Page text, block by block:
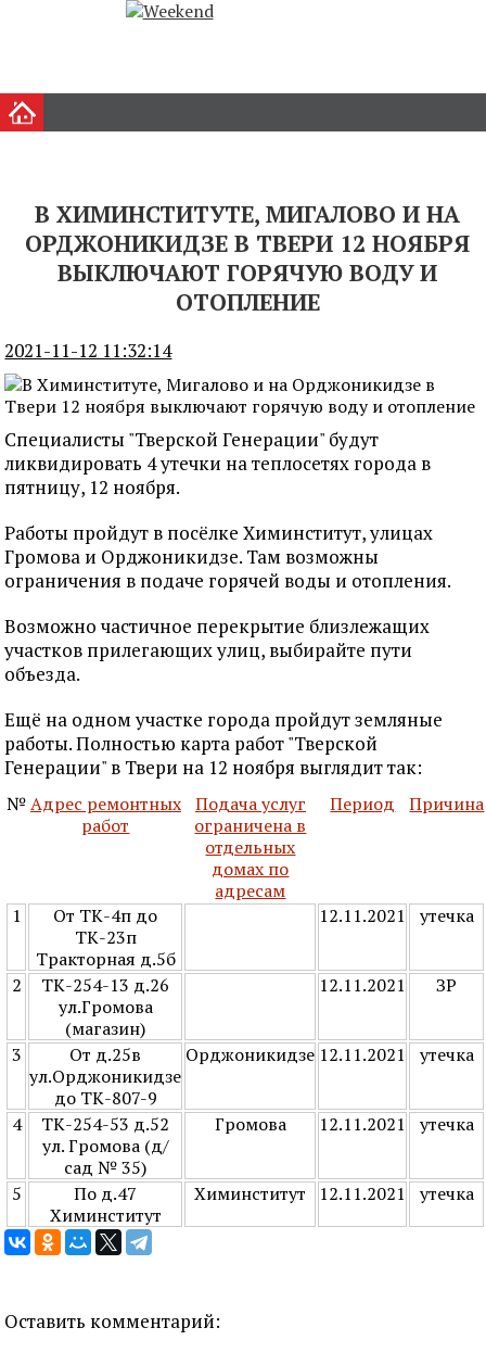
В ХИМИНСТИТУТЕ, МИГАЛОВО И НА
ОРДЖОНИКИДЗЕ В ТВЕРИ 12 НОЯБРЯ
ВЫКЛЮЧАЮТ ГОРЯЧУЮ ВОДУ И
ОТОПЛЕНИЕ
2021-11-12 11:32:14
Специалисты "Тверской Генерации" будут
ликвидировать 4 утечки на теплосетях города в
пятницу, 12 ноября.
Работы пройдут в посёлке Химинститут, улицах
Громова и Орджоникидзе. Там возможны
ограничения в подаче горячей воды и отопления.
Возможно частичное перекрытие близлежащих
участков прилегающих улиц, выбирайте пути
объезда.
Ещё на одном участке города пройдут земляные
работы. Полностью карта работ "Тверской
Генерации" в Твери на 12 ноября выглядит так:
№Адрес ремонтных
работ
Подача услуг
ограничена в
отдельных
домах по
адресам
Период Причина
1
От ТК-4п до
ТК-23п
Тракторная д.5б
12.11.2021 утечка
2
ТК-254-13 д.26
ул.Громова
(магазин)
12.11.2021 ЗР
3
От д.25в
ул.Орджоникидзе
до ТК-807-9
Орджоникидзе 12.11.2021 утечка
4
ТК-254-53 д.52
ул. Громова (д/
сад № 35)
Громова 12.11.2021 утечка
5
По д.47
Химинститут
Химинститут 12.11.2021 утечка
Оставить комментарий: